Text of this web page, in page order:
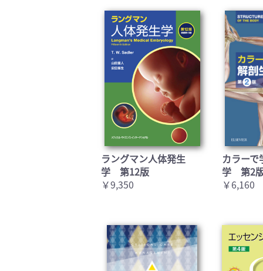
ラングマン人体発生
学 第12版
￥9,350
カラー
学 第2
￥6,160